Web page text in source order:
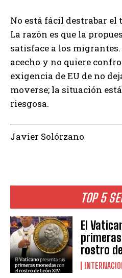
TOP 5
El
rostro
No está fácil destrabar el
La razón es que la
satisface a los
acecho y no quiere
exigencia de EU de no
moverse; la situación
riesgosa.
Javier Solórzano